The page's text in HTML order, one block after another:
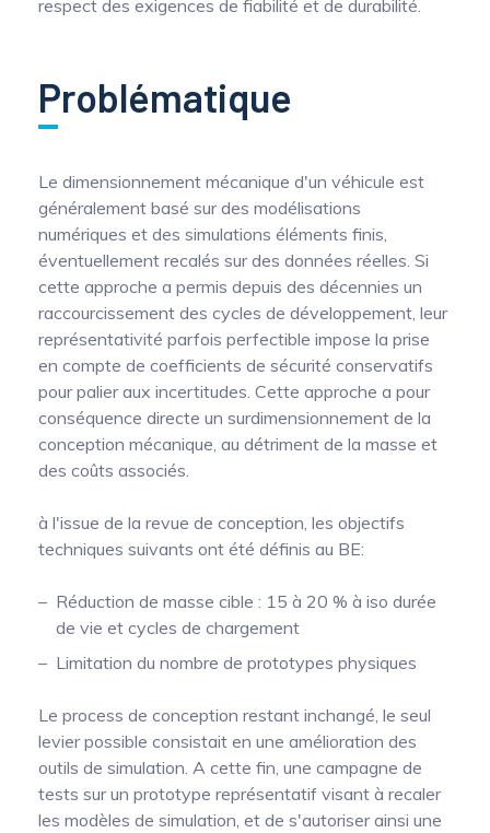
respect des exigences de fiabilité et de durabilité.
Problématique
Le dimensionnement mécanique d'un véhicule est
généralement basé sur des modélisations
numériques et des simulations éléments finis,
éventuellement recalés sur des données réelles. Si
cette approche a permis depuis des décennies un
raccourcissement des cycles de développement, leur
représentativité parfois perfectible impose la prise
en compte de coefficients de sécurité conservatifs
pour palier aux incertitudes. Cette approche a pour
conséquence directe un surdimensionnement de la
conception mécanique, au détriment de la masse et
des coûts associés.
à l'issue de la revue de conception, les objectifs
techniques suivants ont été définis au BE:
Réduction de masse cible : 15 à 20 % à iso durée
de vie et cycles de chargement
Limitation du nombre de prototypes physiques
Le process de conception restant inchangé, le seul
levier possible consistait en une amélioration des
outils de simulation. A cette fin, une campagne de
tests sur un prototype représentatif visant à recaler
les modèles de simulation, et de s'autoriser ainsi une